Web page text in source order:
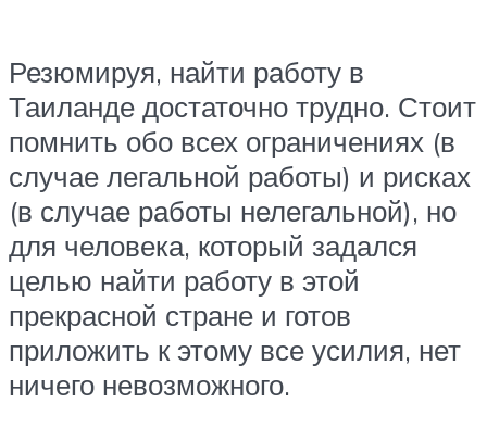
Резюмируя, найти работу в
Таиланде достаточно трудно. Стоит
помнить обо всех ограничениях (в
случае легальной работы) и рисках
(в случае работы нелегальной), но
для человека, который задался
целью найти работу в этой
прекрасной стране и готов
приложить к этому все усилия, нет
ничего невозможного.